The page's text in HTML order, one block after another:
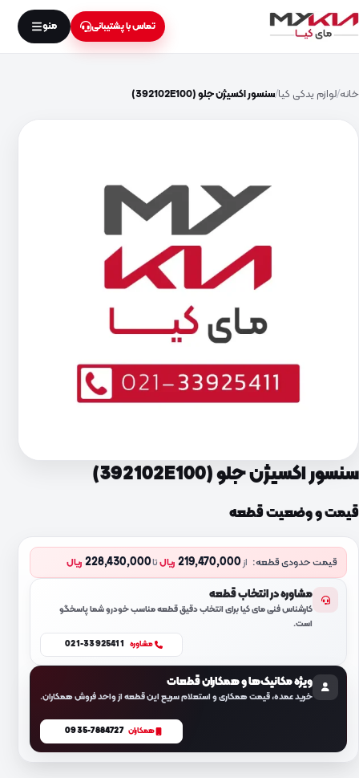
تماس با پشتیبانی منو
خانه لوازم یدکی کیا سنسور اکسیژن جلو (392102E100)
سنسور اکسیژن جلو (392102E100)
قیمت و وضعیت قطعه
قیمت حدودی قطعه: از219,470,000 ریالتا228,430,000 ریال
مشاوره در انتخاب قطعه
کارشناس فنی مای کیا برای انتخاب دقیق قطعه مناسب خودرو شما پاسخگو
است.
مشاوره 021-33925411
ویژه مکانیک‌ها و همکاران قطعات
خرید عمده، قیمت همکاری و استعلام سریع این قطعه از واحد فروش همکاران.
همکاران 0935-7884727